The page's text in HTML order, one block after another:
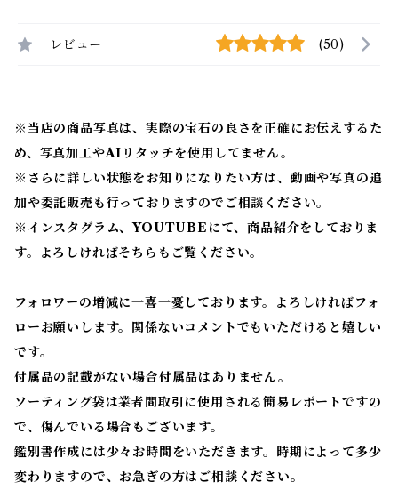
レビュー (50)
※当店の商品写真は、実際の宝石の良さを正確にお伝えするた
め、写真加工やAIリタッチを使用してません。
※ さらに詳しい状態をお知りになりたい方は、動画や写真の追
加や委託販売も行っておりますのでご相談ください。
※ インスタグラム、YOUTUBEにて、商品紹介をしておりま
す。よろしければそちらもご覧ください。
フォロワーの増減に一喜一憂しております。よろしければフォ
ローお願いします。関係ないコメントでもいただけると嬉しい
です。
付属品の記載がない場合付属品はありません。
ソーティング袋は業者間取引に使用される簡易レポートですの
で、傷んでいる場合もございます。
鑑別書作成には少々お時間をいただきます。時期によって多少
変わりますので、お急ぎの方はご相談ください。